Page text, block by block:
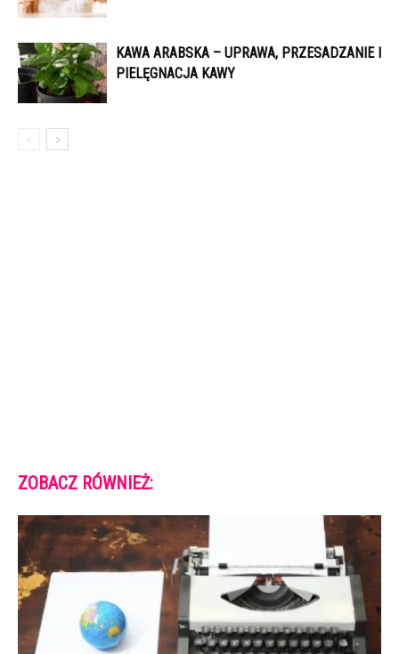
KAWA ARABSKA – UPRAWA, PRZESADZANIE I
PIELĘGNACJA KAWY
ZOBACZ RÓWNIEŻ: